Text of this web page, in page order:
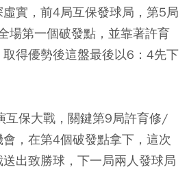
實，前4局互保發球局，第5局
場第一個破發點，並靠著許育
得優勢後這盤最後以6：4先下
互保大戰，關鍵第9局許育修/
，在第4個破發點拿下，這次
出致勝球，下一局兩人發球局